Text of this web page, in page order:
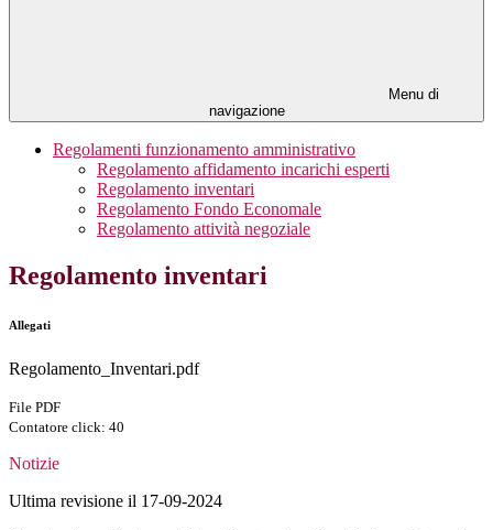
Menu di
navigazione
Regolamenti funzionamento amministrativo
Regolamento affidamento incarichi esperti
Regolamento inventari
Regolamento Fondo Economale
Regolamento attività negoziale
Regolamento inventari
Allegati
Regolamento_Inventari.pdf
File PDF
Contatore click: 40
Notizie
Ultima revisione il 17-09-2024